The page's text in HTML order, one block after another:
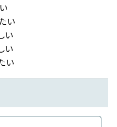
い
い
い
い